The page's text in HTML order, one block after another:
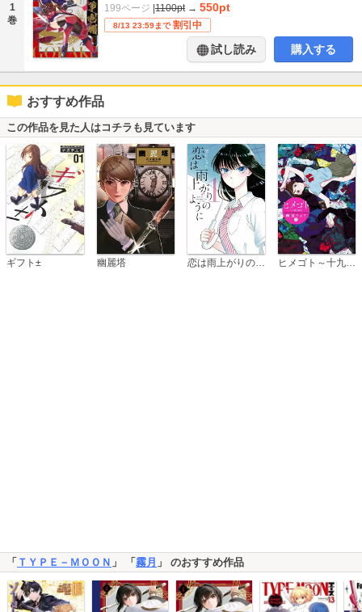
1
巻
199ページ 1100pt → 550pt
8/13 23:59まで 割引中
試し読み 購入する
おすすめ作品
この作品を見た人はコチラも見ています
ギフト± 幽麗塔 恋は雨上がりのように ヒメゴト～十九歳の制服～
「 ＴＹＰＥ－ＭＯＯＮ 」 「 霧月 」 のおすすめ作品